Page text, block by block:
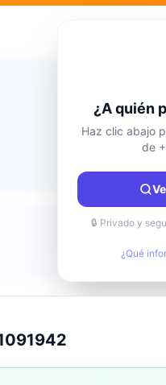
¿A quién
Haz clic abajo
de
🔒 Privado y
¿Qué